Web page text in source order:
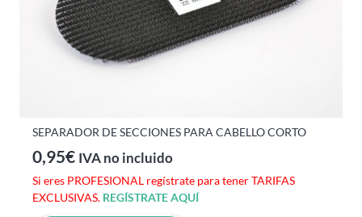
SEPARADOR DE SECCIONES PARA CABELLO CORTO
0,95€ IVA no incluido
Si eres PROFESIONAL regístrate para tener TARIFAS
EXCLUSIVAS. REGÍSTRATE AQUÍ